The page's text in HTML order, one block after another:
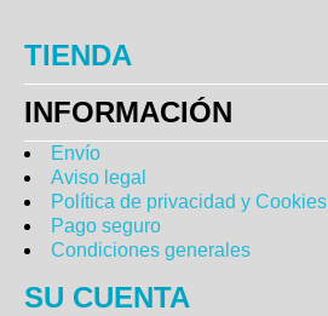
TIENDA
INFORMACIÓN
Envío
Aviso legal
Política de privacidad y Cookies
Pago seguro
Condiciones generales
SU CUENTA